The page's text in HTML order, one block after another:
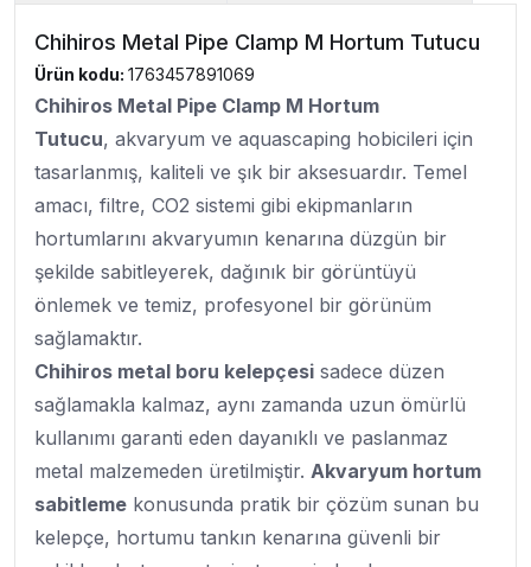
Chihiros Metal Pipe Clamp M Hortum Tutucu
Ürün kodu: 1763457891069
Chihiros Metal Pipe Clamp M Hortum
Tutucu, akvaryum ve aquascaping hobicileri için
tasarlanmış, kaliteli ve şık bir aksesuardır. Temel
amacı, filtre, CO2 sistemi gibi ekipmanların
hortumlarını akvaryumın kenarına düzgün bir
şekilde sabitleyerek, dağınık bir görüntüyü
önlemek ve temiz, profesyonel bir görünüm
sağlamaktır.
Chihiros metal boru kelepçesi sadece düzen
sağlamakla kalmaz, aynı zamanda uzun ömürlü
kullanımı garanti eden dayanıklı ve paslanmaz
metal malzemeden üretilmiştir. Akvaryum hortum
sabitleme konusunda pratik bir çözüm sunan bu
kelepçe, hortumu tankın kenarına güvenli bir